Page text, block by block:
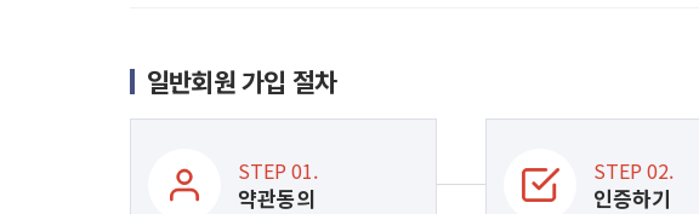
일반회원 가입 절차
STEP 01.
약관동의
STEP 02.
인증하기